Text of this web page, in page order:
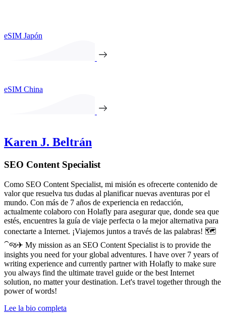
eSIM Japón
eSIM China
Karen J. Beltrán
SEO Content Specialist
Como SEO Content Specialist, mi misión es ofrecerte contenido de
valor que resuelva tus dudas al planificar nuevas aventuras por el
mundo. Con más de 7 años de experiencia en redacción,
actualmente colaboro con Holafly para asegurar que, donde sea que
estés, encuentres la guía de viaje perfecta o la mejor alternativa para
conectarte a Internet. ¡Viajemos juntos a través de las palabras! 🗺️
⁀જ✈︎ My mission as an SEO Content Specialist is to provide the
insights you need for your global adventures. I have over 7 years of
writing experience and currently partner with Holafly to make sure
you always find the ultimate travel guide or the best Internet
solution, no matter your destination. Let's travel together through the
power of words!
Lee la bio completa